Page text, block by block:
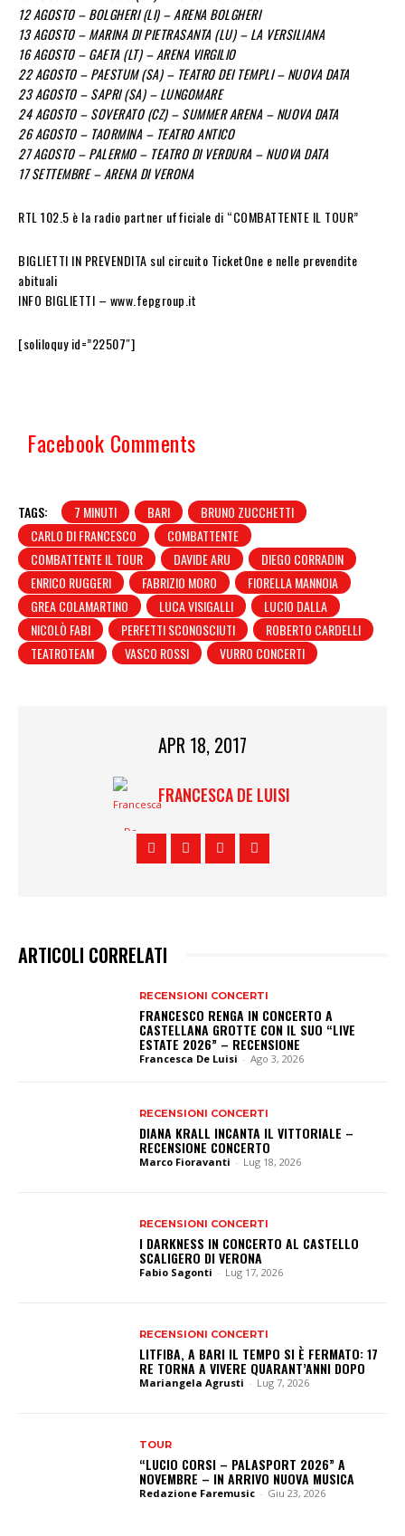
12 AGOSTO – BOLGHERI (LI) – ARENA BOLGHERI
13 AGOSTO – MARINA DI PIETRASANTA (LU) – LA VERSILIANA
16 AGOSTO – GAETA (LT) – ARENA VIRGILIO
22 AGOSTO – PAESTUM (SA) – TEATRO DEI TEMPLI – NUOVA DATA
23 AGOSTO – SAPRI (SA) – LUNGOMARE
24 AGOSTO – SOVERATO (CZ) – SUMMER ARENA – NUOVA DATA
26 AGOSTO – TAORMINA – TEATRO ANTICO
27 AGOSTO – PALERMO – TEATRO DI VERDURA – NUOVA DATA
17 SETTEMBRE – ARENA DI VERONA
RTL 102.5 è la radio partner ufficiale di “COMBATTENTE IL TOUR”
BIGLIETTI IN PREVENDITA sul circuito TicketOne e nelle prevendite
abituali
INFO BIGLIETTI – www.fepgroup.it
[soliloquy id=”22507″]
Facebook Comments
TAGS: 7 MINUTI BARI
BRUNO ZUCCHETTI
CARLO DI FRANCESCO
COMBATTENTE
COMBATTENTE IL TOUR
DAVIDE ARU
DIEGO CORRADIN
ENRICO RUGGERI
FABRIZIO MORO
FIORELLA MANNOIA
GREA COLAMARTINO
LUCA VISIGALLI
LUCIO DALLA
NICOLÒ FABI
PERFETTI SCONOSCIUTI
ROBERTO CARDELLI
TEATROTEAM
VASCO ROSSI VURRO CONCERTI
APR 18, 2017
FRANCESCA DE LUISI
ARTICOLI CORRELATI
RECENSIONI CONCERTI
FRANCESCO RENGA IN CONCERTO A
CASTELLANA GROTTE CON IL SUO “LIVE
ESTATE 2026” – RECENSIONE
Francesca De Luisi - Ago 3, 2026
RECENSIONI CONCERTI
DIANA KRALL INCANTA IL VITTORIALE –
RECENSIONE CONCERTO
Marco Fioravanti - Lug 18, 2026
RECENSIONI CONCERTI
I DARKNESS IN CONCERTO AL CASTELLO
SCALIGERO DI VERONA
Fabio Sagonti - Lug 17, 2026
RECENSIONI CONCERTI
LITFIBA, A BARI IL TEMPO SI È FERMATO: 17
RE TORNA A VIVERE QUARANT’ANNI DOPO
Mariangela Agrusti - Lug 7, 2026
TOUR
“LUCIO CORSI – PALASPORT 2026” A
NOVEMBRE – IN ARRIVO NUOVA MUSICA
Redazione Faremusic - Giu 23, 2026